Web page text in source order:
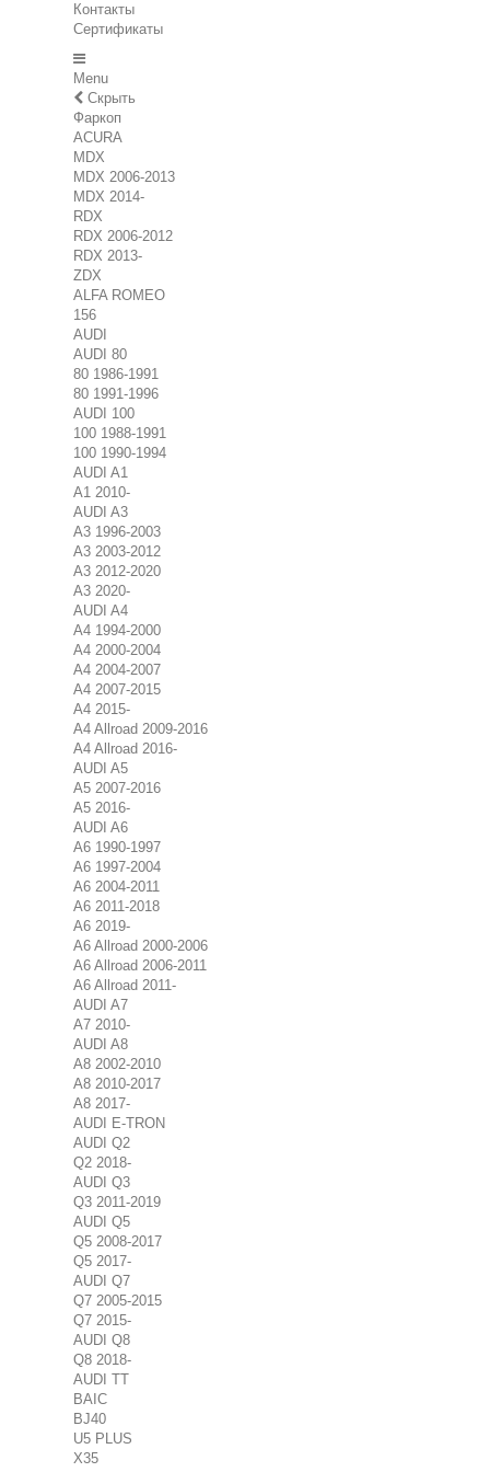
Контакты
Сертификаты
Menu
Скрыть
Фаркоп
ACURA
MDX
MDX 2006-2013
MDX 2014-
RDX
RDX 2006-2012
RDX 2013-
ZDX
ALFA ROMEO
156
AUDI
AUDI 80
80 1986-1991
80 1991-1996
AUDI 100
100 1988-1991
100 1990-1994
AUDI A1
A1 2010-
AUDI A3
A3 1996-2003
A3 2003-2012
A3 2012-2020
A3 2020-
AUDI A4
A4 1994-2000
A4 2000-2004
A4 2004-2007
A4 2007-2015
A4 2015-
A4 Allroad 2009-2016
A4 Allroad 2016-
AUDI A5
A5 2007-2016
A5 2016-
AUDI A6
A6 1990-1997
A6 1997-2004
A6 2004-2011
A6 2011-2018
A6 2019-
A6 Allroad 2000-2006
A6 Allroad 2006-2011
A6 Allroad 2011-
AUDI A7
A7 2010-
AUDI A8
A8 2002-2010
A8 2010-2017
A8 2017-
AUDI E-TRON
AUDI Q2
Q2 2018-
AUDI Q3
Q3 2011-2019
AUDI Q5
Q5 2008-2017
Q5 2017-
AUDI Q7
Q7 2005-2015
Q7 2015-
AUDI Q8
Q8 2018-
AUDI TT
BAIC
BJ40
U5 PLUS
X35